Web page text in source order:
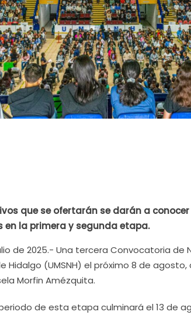
que se ofertarán se darán a
la primera y segunda etapa.
de 2025.- Una tercera Convocatoria de
Hidalgo (UMSNH) el próximo 8 de
Morfin Amézquita.
de esta etapa culminará el 13 de